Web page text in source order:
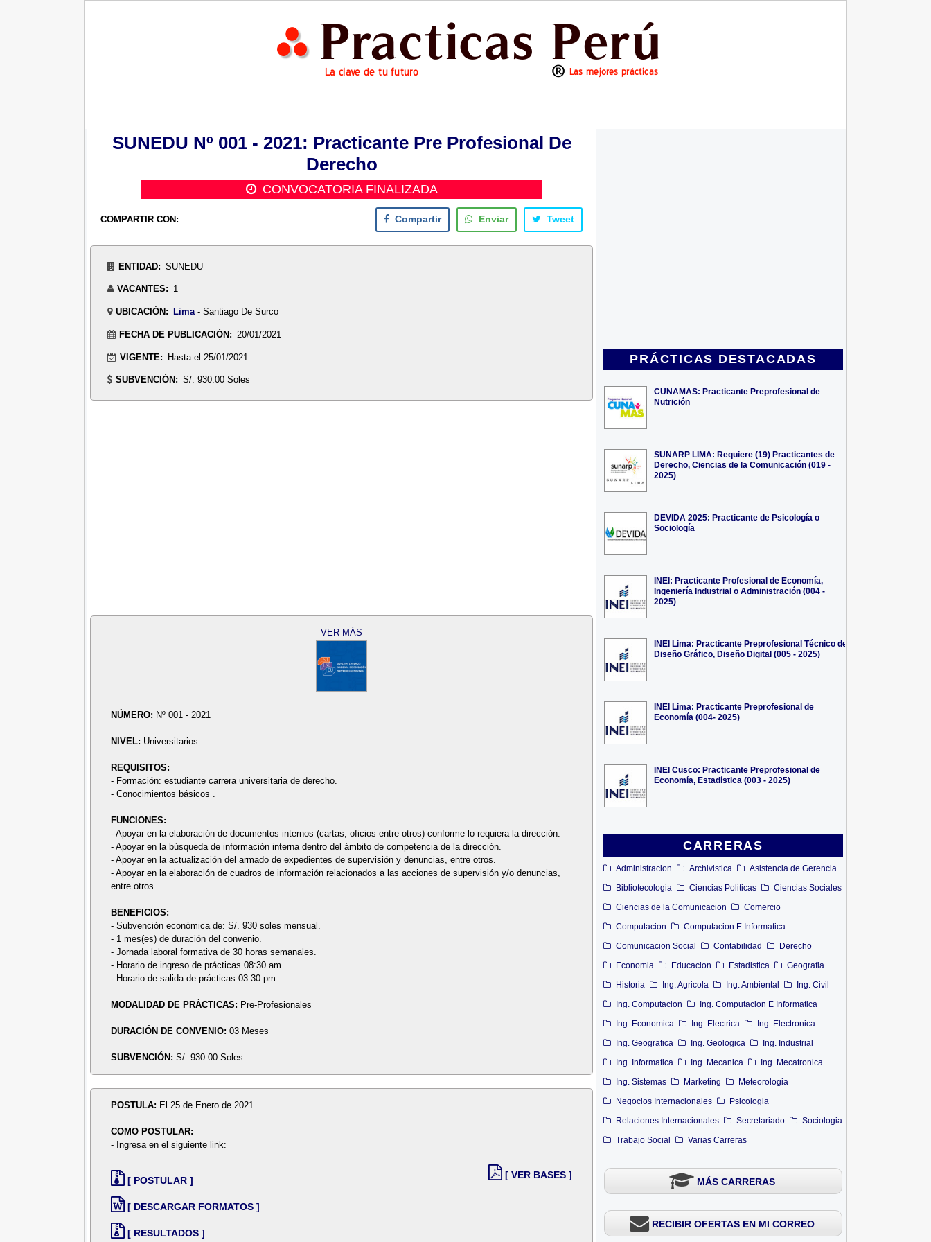
PRÁCTICAS DESTACADAS
CUNAMAS: Practicante Preprofesional de
Nutrición
SUNARP LIMA: Requiere (19) Practicantes de
Derecho, Ciencias de la Comunicación (019 -
2025)
DEVIDA 2025: Practicante de Psicología o
Sociología
INEI: Practicante Profesional de Economía,
Ingeniería Industrial o Administración (004 -
2025)
INEI Lima: Practicante Preprofesional Técnico de
Diseño Gráfico, Diseño Digital (005 - 2025)
INEI Lima: Practicante Preprofesional de
Economía (004- 2025)
INEI Cusco: Practicante Preprofesional de
Economía, Estadística (003 - 2025)
CARRERAS
Administracion Archivistica
Asistencia de Gerencia
Bibliotecologia
Ciencias Politicas
Ciencias Sociales
Ciencias de la Comunicacion
Comercio
Computacion
Computacion E Informatica
Comunicacion Social
Contabilidad
Derecho
Economia
Educacion Estadistica
Geografia
Historia
Ing. Agricola Ing. Ambiental
Ing. Civil
Ing. Computacion
Ing. Computacion E Informatica
Ing. Economica
Ing. Electrica
Ing. Electronica
Ing. Geografica
Ing. Geologica
Ing. Industrial
Ing. Informatica
Ing. Mecanica
Ing. Mecatronica
Ing. Sistemas
Marketing
Meteorologia
Negocios Internacionales
Psicologia
Relaciones Internacionales
Secretariado
Sociologia
Trabajo Social
Varias Carreras
MÁS CARRERAS
RECIBIR OFERTAS EN MI CORREO
SUNEDU Nº 001 - 2021: Practicante Pre Profesional De
Derecho
CONVOCATORIA FINALIZADA
COMPARTIR CON: Compartir Enviar Tweet
ENTIDAD: SUNEDU
VACANTES: 1
UBICACIÓN: Lima- Santiago De Surco
FECHA DE PUBLICACIÓN: 20/01/2021
VIGENTE: Hasta el 25/01/2021
SUBVENCIÓN: S/. 930.00 Soles
VER MÁS
NÚMERO: Nº 001 - 2021
NIVEL: Universitarios
REQUISITOS:
- Formación: estudiante carrera universitaria de derecho.
- Conocimientos básicos .
FUNCIONES:
- Apoyar en la elaboración de documentos internos (cartas, oficios entre otros) conforme lo requiera la dirección.
- Apoyar en la búsqueda de información interna dentro del ámbito de competencia de la dirección.
- Apoyar en la actualización del armado de expedientes de supervisión y denuncias, entre otros.
- Apoyar en la elaboración de cuadros de información relacionados a las acciones de supervisión y/o denuncias,
entre otros.
BENEFICIOS:
- Subvención económica de: S/. 930 soles mensual.
- 1 mes(es) de duración del convenio.
- Jornada laboral formativa de 30 horas semanales.
- Horario de ingreso de prácticas 08:30 am.
- Horario de salida de prácticas 03:30 pm
MODALIDAD DE PRÁCTICAS: Pre-Profesionales
DURACIÓN DE CONVENIO:03 Meses
SUBVENCIÓN:S/. 930.00 Soles
POSTULA: El 25 de Enero de 2021
COMO POSTULAR:
- Ingresa en el siguiente link:
[ POSTULAR ]
[ DESCARGAR FORMATOS ]
[ RESULTADOS ]
[ VER BASES ]